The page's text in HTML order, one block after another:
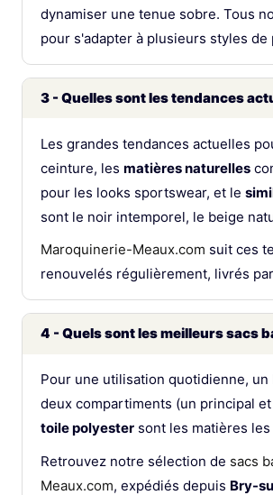
17 - Existe-t-il des sacs banane
dynamiser une tenue sobre. Tous
pour s'adapter à plusieurs styles de
3 - Quelles sont les tendances
Les grandes tendances actuelles
ceinture, les matières naturelles
pour les looks sportswear, et le
sont le noir intemporel, le beige
Maroquinerie-Meaux.com suit ces
renouvelés régulièrement, livrés
4 - Quels sont les meilleurs sacs
Pour une utilisation quotidienne, un
deux compartiments (un principal
toile polyester sont les matières
Retrouvez notre sélection de sacs
Meaux.com, expédiés depuis Bry-